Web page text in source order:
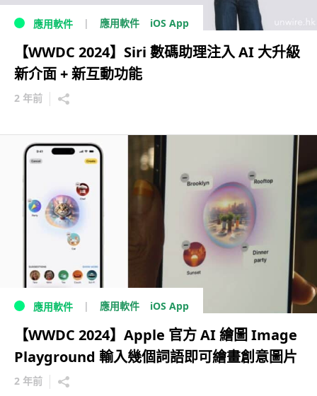
應用軟件 應用軟件 iOS App
【WWDC 2024】Siri 數碼助理注入 AI 大升級
新介面 + 新互動功能
2 年前
應用軟件 應用軟件 iOS App
【WWDC 2024】Apple 官方 AI 繪圖 Image
Playground 輸入幾個詞語即可繪畫創意圖片
2 年前